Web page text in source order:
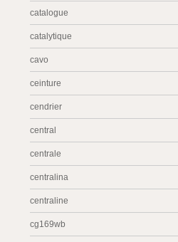
catalogue
catalytique
cavo
ceinture
cendrier
central
centrale
centralina
centraline
cg169wb